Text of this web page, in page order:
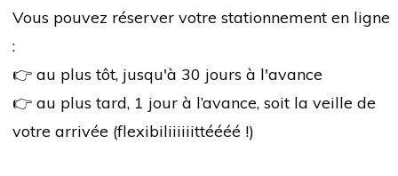
Vous pouvez réserver votre stationnement en ligne
:
👉 au plus tôt, jusqu'à 30 jours à l'avance
👉 au plus tard, 1 jour à l’avance, soit la veille de
votre arrivée (flexibiliiiiiittéééé !)